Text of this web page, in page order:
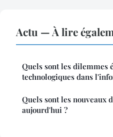
Actu — À lire
Quels sont les dilemmes
technologiques dans
Quels sont les nouveaux
aujourd'hui ?